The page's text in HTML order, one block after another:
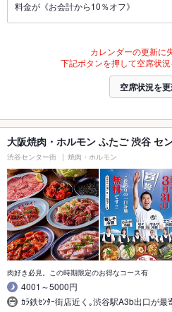
料金が《お会計から10％オフ》
カレンダーの更新に
下記ボタンを押して空席状況
空席状況を
大阪焼肉・ホルモン ふたご 渋谷 セ
渋谷センター街 焼肉・ホルモン
肉好き必見。この時期限定のお得なコース有
4001～5000円
ｶﾗ鉄ｾﾝﾀｰ街店近く｡渋谷駅A3b出口が最